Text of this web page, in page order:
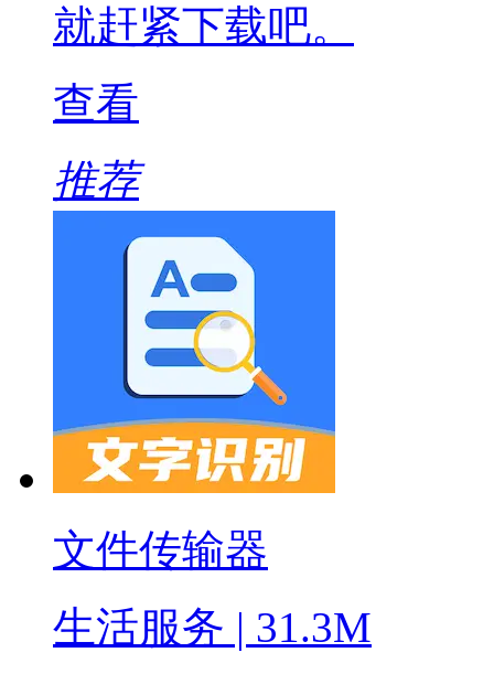
就赶紧下载吧。
查看
推荐
文件传输器
生活服务 | 31.3M